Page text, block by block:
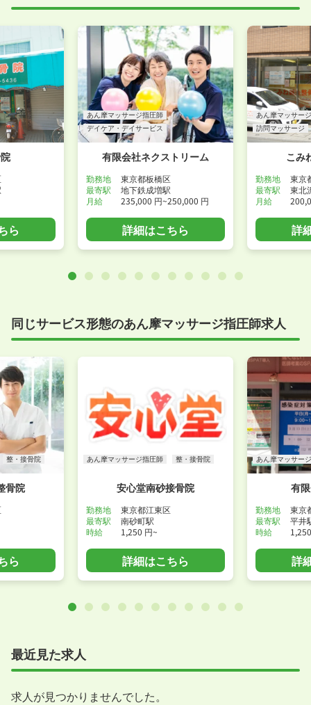
ら
あん摩マッサージ指圧師
デイケア・デイサービス
有限会社ネクストリーム
勤務地
東京都板橋区
最寄駅
地下鉄成増駅
月給
235,000 円~250,000 円
詳細はこちら
あん摩マッサー
訪問マッサージ
こみ
勤務地
東京
最寄駅
東北
月給
詳
同じサービス形態のあん摩マッサージ指圧師求人
整・接骨院
骨院
ら
あん摩マッサージ指圧師 整・接骨院
安心堂南砂接骨院
勤務地
東京都江東区
最寄駅
南砂町駅
時給
1,250 円~
詳細はこちら
あん摩マッサー
有
勤務地
東京
最寄駅
平井
時給
詳
最近見た求人
求人が見つかりませんでした。